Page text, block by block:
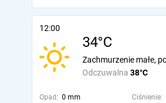
12:00
34°C
Odczuwalna 38°C
Zachmurzenie małe,
Opad: 0 mm Ciśnienie: